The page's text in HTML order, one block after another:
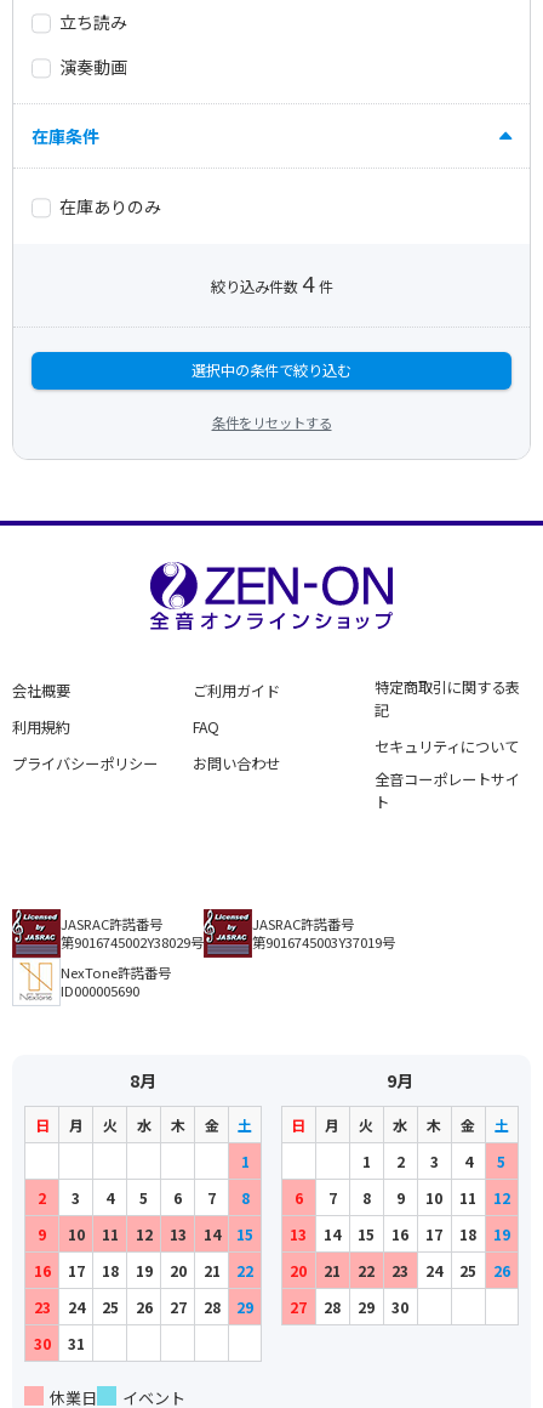
立ち読み
演奏動画
在庫条件
在庫ありのみ
絞り込み件数 4 件
選択中の条件で絞り込む
条件をリセットする
会社概要
利用規約
プライバシーポリシー
ご利用ガイド
FAQ
お問い合わせ
特定商取引に関する表
記
セキュリティについて
全音コーポレートサイ
ト
JASRAC許諾番号
第9016745002Y38029号
JASRAC許諾番号
第9016745003Y37019号
NexTone許諾番号
ID000005690
8月
日 月 火 水 木 金
土
1
2
3 4 5 6 7
8
9
10 11 12 13 14
15
16
17 18 19 20 21
22
23
24 25 26 27 28
29
30
31
9月
日 月 火 水 木 金
土
1
2 3 4
5
6
7 8 9 10 11
12
13
14 15 16 17 18
19
20
21 22 23 24 25
26
27
28 29 30
休業日 イベント